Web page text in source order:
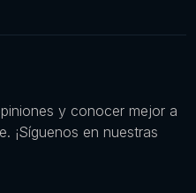
y conocer mejor a
¡Síguenos en nuestras